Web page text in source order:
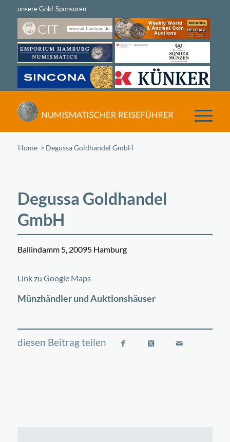
Home /Degussa Goldhandel GmbH
Degussa Goldhandel
GmbH
Ballindamm 5, 20095 Hamburg
+
Link zu Google Maps
Münzhändler und Auktionshäuser